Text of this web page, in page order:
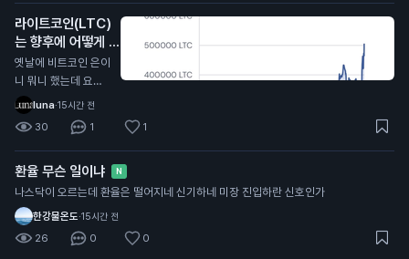
아니면 알트중에 유일
하게 살아남아서 떡상
할지
라이트코인(LTC)
는 향후에 어떻게 될
거같음?
N
옛날에 비트코인 은이
니 뭐니 했는데 요즘
차트가 그냥 죽어가는
데..? 비트코인 캐시도
마찬가지로 '진짜 비
트코인은 사실 비트코
인캐시다!' 라고 바이
럴했는데 요즘 메이저
중에 제일 못버티는거
같고
luna·15시간 전
30 1 1
환율 무슨 일이냐 N
나스닥이 오르는데 환율은 떨어지네 신기하네 미장 진입하란 신호인가
한강물온도·15시간 전
26 0 0